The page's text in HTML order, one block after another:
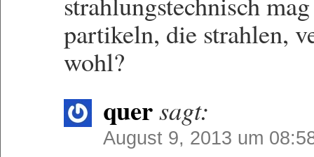
partikeln, die strahlen,
wohl?
quersagt:
August 9, 2013 um